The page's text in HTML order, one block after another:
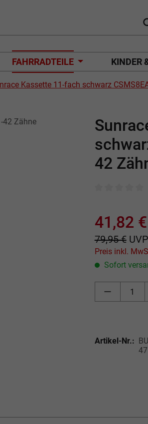
FAHRRADTEILE KINDER
Kassette 11-fach schwarz
42
41,82 €
79,95 € UVP
Sofort
Artikel-Nr.: